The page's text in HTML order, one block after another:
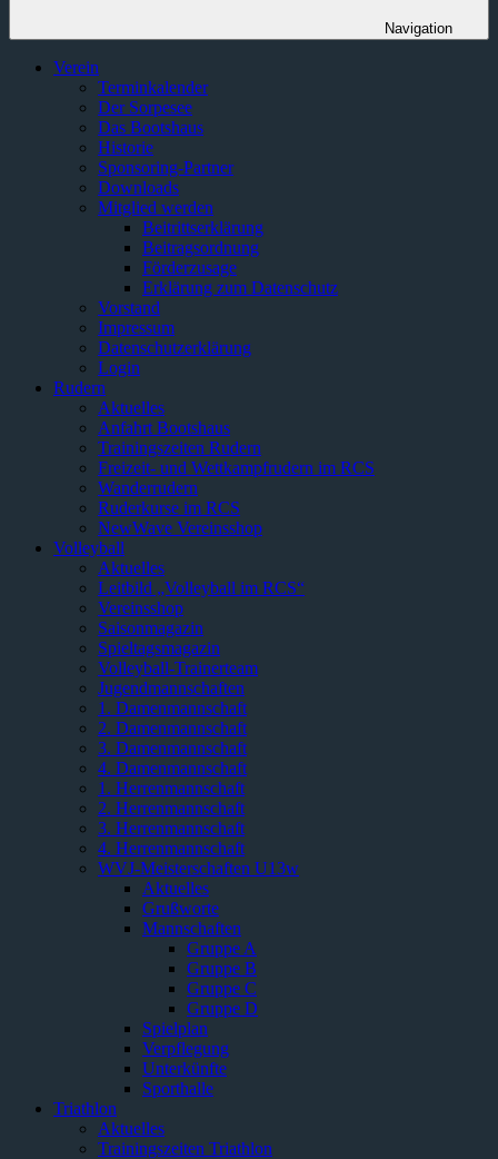
Navigation
Verein
Terminkalender
Der Sorpesee
Das Bootshaus
Historie
Sponsoring-Partner
Downloads
Mitglied werden
Beitrittserklärung
Beitragsordnung
Förderzusage
Erklärung zum Datenschutz
Vorstand
Impressum
Datenschutzerklärung
Login
Rudern
Aktuelles
Anfahrt Bootshaus
Trainingszeiten Rudern
Freizeit- und Wettkampfrudern im RCS
Wanderrudern
Ruderkurse im RCS
NewWave Vereinsshop
Volleyball
Aktuelles
Leitbild „Volleyball im RCS“
Vereinsshop
Saisonmagazin
Spieltagsmagazin
Volleyball-Trainerteam
Jugendmannschaften
1. Damenmannschaft
2. Damenmannschaft
3. Damenmannschaft
4. Damenmannschaft
1. Herrenmannschaft
2. Herrenmannschaft
3. Herrenmannschaft
4. Herrenmannschaft
WVJ-Meisterschaften U13w
Aktuelles
Grußworte
Mannschaften
Gruppe A
Gruppe B
Gruppe C
Gruppe D
Spielplan
Verpflegung
Unterkünfte
Sporthalle
Triathlon
Aktuelles
Trainingszeiten Triathlon